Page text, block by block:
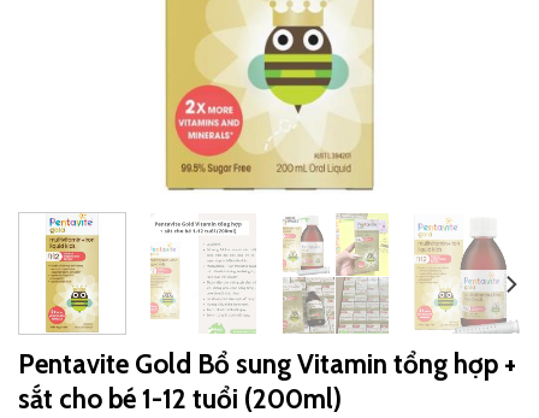
Pentavite Gold Bổ sung Vitamin tổng hợp +
sắt cho bé 1-12 tuổi (200ml)